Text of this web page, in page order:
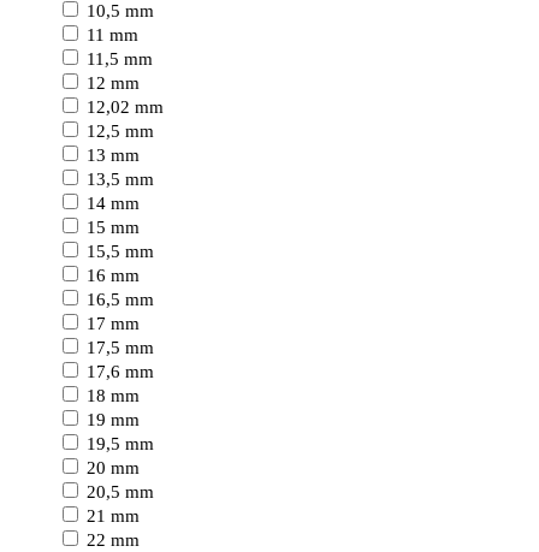
10,5 mm
11 mm
11,5 mm
12 mm
12,02 mm
12,5 mm
13 mm
13,5 mm
14 mm
15 mm
15,5 mm
16 mm
16,5 mm
17 mm
17,5 mm
17,6 mm
18 mm
19 mm
19,5 mm
20 mm
20,5 mm
21 mm
22 mm